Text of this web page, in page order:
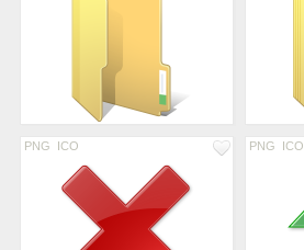
PNG ICO PNG ICO